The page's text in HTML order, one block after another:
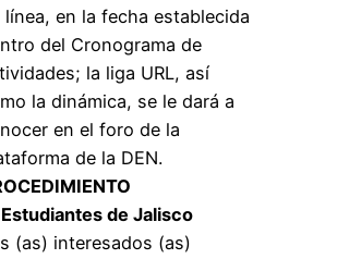
línea, en la fecha establecida
del Cronograma de
la liga URL, así
la dinámica, se le dará a
en el foro de la
de la DEN.
de Jalisco
(as) interesados (as)